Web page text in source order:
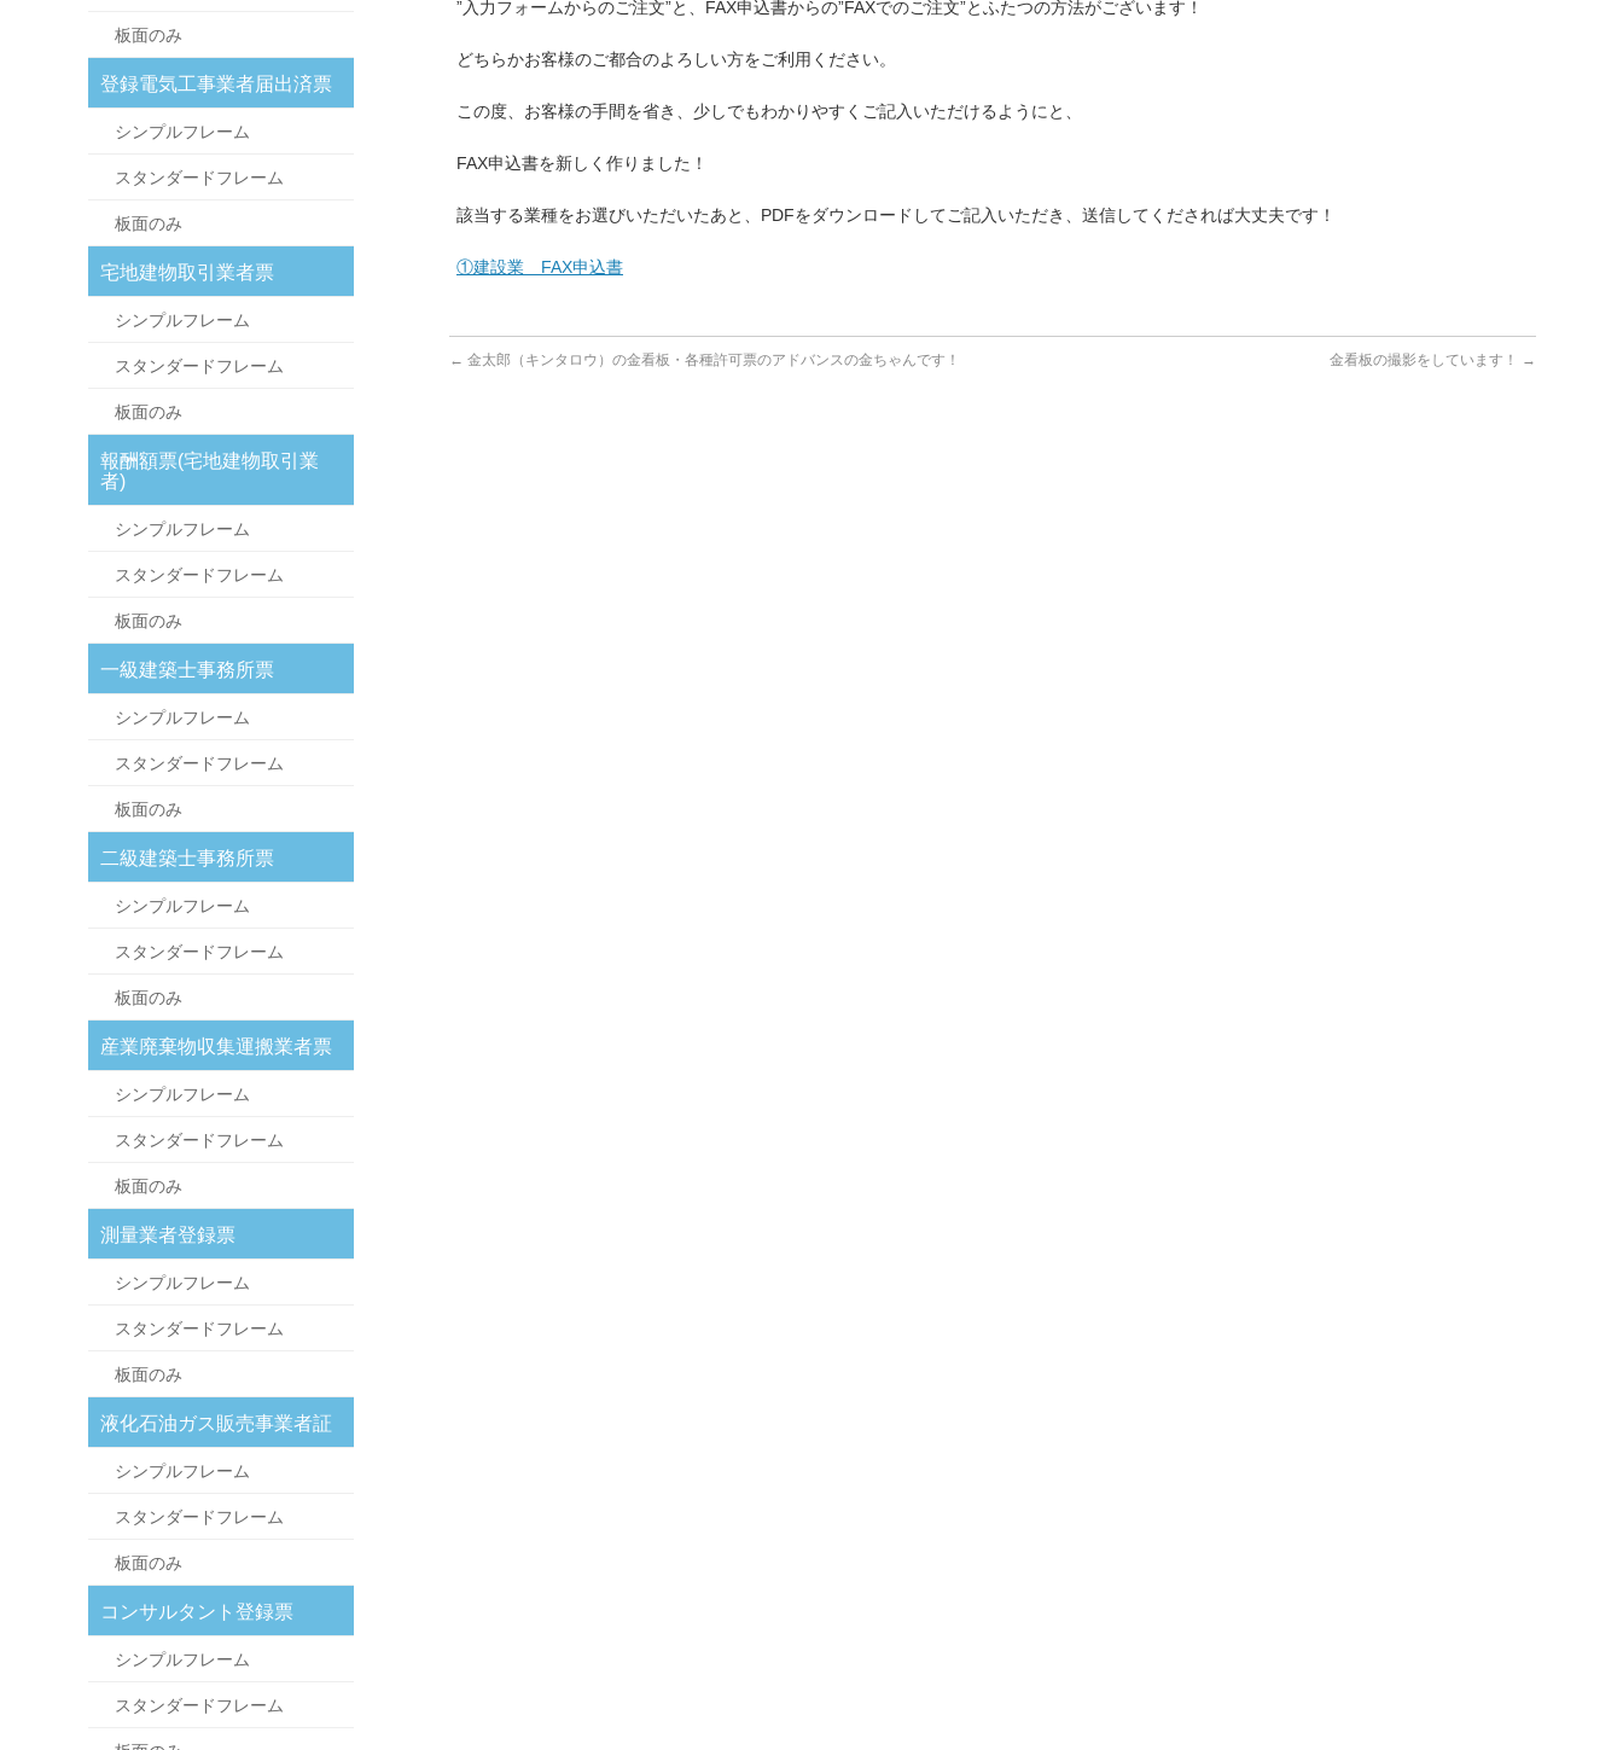
”入力フォームからのご注文”と、FAX申込書からの”FAXでのご注文”とふたつの方法がございます！
どちらかお客様のご都合のよろしい方をご利用ください。
この度、お客様の手間を省き、少しでもわかりやすくご記入いただけるようにと、
FAX申込書を新しく作りました！
該当する業種をお選びいただいたあと、PDFをダウンロードしてご記入いただき、送信してくだされば大丈夫です！
①建設業 FAX申込書
← 金太郎（キンタロウ）の金看板・各種許可票のアドバンスの金ちゃんです！ 金看板の撮影をしています！ →
板面のみ
登録電気工事業者届出済票
シンプルフレーム
スタンダードフレーム
板面のみ
宅地建物取引業者票
シンプルフレーム
スタンダードフレーム
板面のみ
報酬額票(宅地建物取引業
者)
シンプルフレーム
スタンダードフレーム
板面のみ
一級建築士事務所票
シンプルフレーム
スタンダードフレーム
板面のみ
二級建築士事務所票
シンプルフレーム
スタンダードフレーム
板面のみ
産業廃棄物収集運搬業者票
シンプルフレーム
スタンダードフレーム
板面のみ
測量業者登録票
シンプルフレーム
スタンダードフレーム
板面のみ
液化石油ガス販売事業者証
シンプルフレーム
スタンダードフレーム
板面のみ
コンサルタント登録票
シンプルフレーム
スタンダードフレーム